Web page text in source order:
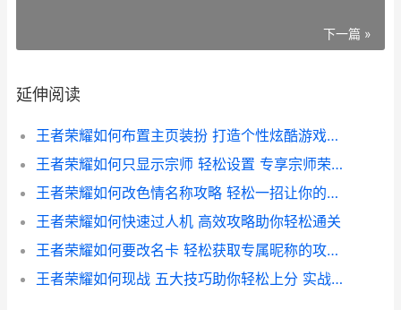
下一篇 »
延伸阅读
王者荣耀如何布置主页装扮 打造个性炫酷游戏空间全攻略
王者荣耀如何只显示宗师 轻松设置 专享宗师荣耀攻略
王者荣耀如何改色情名称攻略 轻松一招让你的游戏昵称更健康
王者荣耀如何快速过人机 高效攻略助你轻松通关
王者荣耀如何要改名卡 轻松获取专属昵称的攻略指南
王者荣耀如何现战 五大技巧助你轻松上分 实战解析攻略